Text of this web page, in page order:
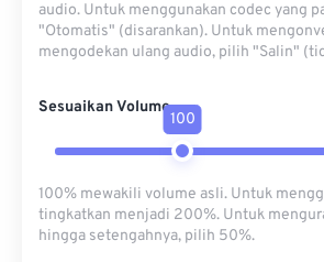
audio. Untuk menggunakan codec yang
"Otomatis" (disarankan). Untuk
mengodekan ulang audio, pilih "Salin"
Sesuaikan Volume
100
100% mewakili volume asli. Untuk
tingkatkan menjadi 200%. Untuk
hingga setengahnya, pilih 50%.